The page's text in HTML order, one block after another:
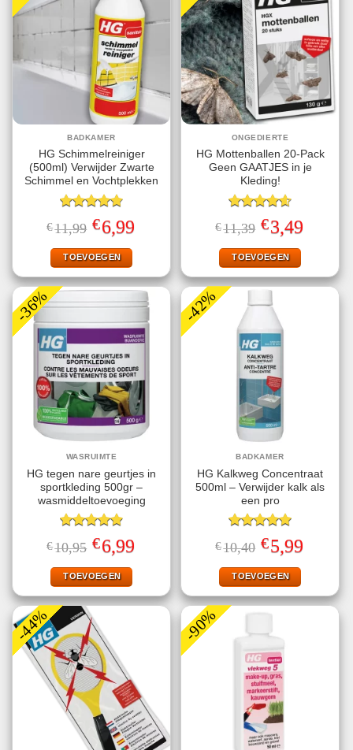
BADKAMER
HG Schimmelreiniger
(500ml) Verwijder Zwarte
Schimmel en Vochtplekken
Gewaardeerd
4.80uit 5
€11,99 Oorspronkelijke
prijs
was:
€11,99.
€6,99Huidige
prijs
TOEVOEGEN
ONGEDIERTE
HG Mottenballen 20-Pack
Geen GAATJES in je
Kleding!
Gewaardeerd
4.63uit 5
€11,39 Oorspronkelijke
prijs
was:
€11,39.
€3,49Huidige
prijs
TOEVOEGEN
-36%
WASRUIMTE
HG tegen nare geurtjes in
sportkleding 500gr –
wasmiddeltoevoeging
Gewaardeerd
4.89uit 5
€10,95 Oorspronkelijke
prijs
was:
€10,95.
€6,99Huidige
prijs
TOEVOEGEN
-42%
BADKAMER
HG Kalkweg Concentraat
500ml – Verwijder kalk als
een pro
Gewaardeerd
5.00uit 5
€10,40 Oorspronkelijke
prijs
was:
€10,40.
€5,99Huidige
prijs
TOEVOEGEN
-44% -90%